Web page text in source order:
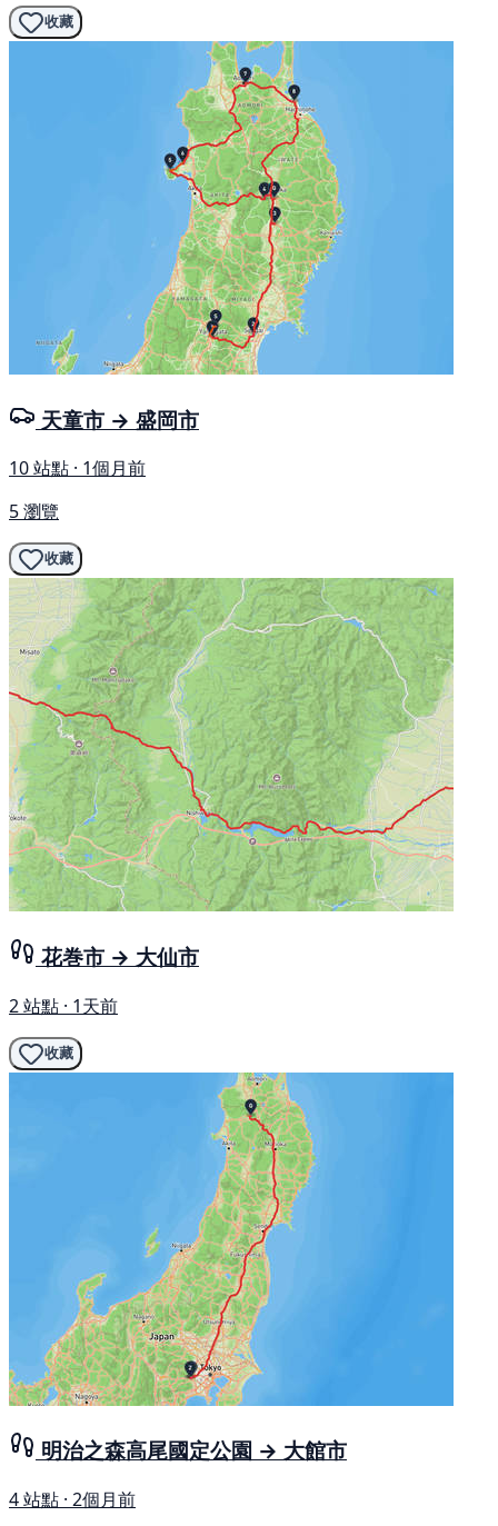
收藏
天童市 → 盛岡市
10 站點 · 1個月前
5 瀏覽
收藏
花巻市 → 大仙市
2 站點 · 1天前
收藏
明治之森高尾國定公園 → 大館市
4 站點 · 2個月前